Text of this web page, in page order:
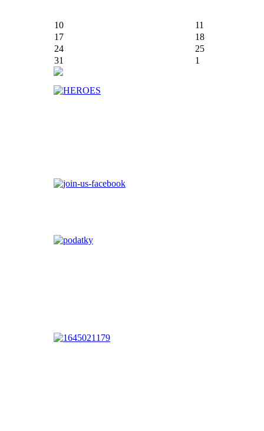
10
11
17
18
24
25
31
1